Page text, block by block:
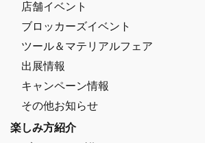
店舗イベント
ブロッカーズイベント
ツール＆マテリアルフェア
出展情報
キャンペーン情報
その他お知らせ
楽しみ方紹介